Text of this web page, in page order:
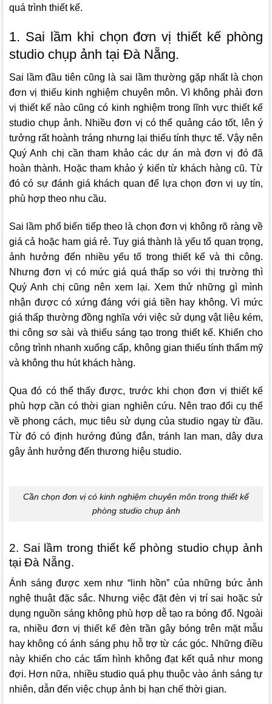
quá trình thiết kế.
1. Sai lầm khi chọn đơn vị thiết kế phòng
studio chụp ảnh tại Đà Nẵng.
Sai lầm đầu tiên cũng là sai lầm thường gặp nhất là chọn
đơn vị thiếu kinh nghiệm chuyên môn. Vì không phải đơn
vị thiết kế nào cũng có kinh nghiệm trong lĩnh vực thiết kế
studio chụp ảnh. Nhiều đơn vị có thể quảng cáo tốt, lên ý
tưởng rất hoành tráng nhưng lại thiếu tính thực tế. Vậy nên
Quý Anh chị cần tham khảo các dự án mà đơn vị đó đã
hoàn thành. Hoặc tham khảo ý kiến từ khách hàng cũ. Từ
đó có sự đánh giá khách quan để lựa chọn đơn vị uy tín,
phù hợp theo nhu cầu.
Sai lầm phổ biến tiếp theo là chọn đơn vị không rõ ràng về
giá cả hoặc ham giá rẻ. Tuy giá thành là yếu tố quan trọng,
ảnh hưởng đến nhiều yếu tố trong thiết kế và thi công.
Nhưng đơn vị có mức giá quá thấp so với thị trường thì
Quý Anh chị cũng nên xem lại. Xem thử những gì mình
nhận được có xứng đáng với giá tiền hay không. Vì mức
giá thấp thường đồng nghĩa với việc sử dụng vật liệu kém,
thi công sơ sài và thiếu sáng tạo trong thiết kế. Khiến cho
công trình nhanh xuống cấp, không gian thiếu tính thẩm mỹ
và không thu hút khách hàng.
Qua đó có thể thấy được, trước khi chọn đơn vị thiết kế
phù hợp cần có thời gian nghiên cứu. Nên trao đổi cụ thể
về phong cách, mục tiêu sử dụng của studio ngay từ đầu.
Từ đó có định hướng đúng đắn, tránh lan man, dây dưa
gây ảnh hưởng đến thương hiệu studio.
Cần chọn đơn vị có kinh nghiệm chuyên môn trong thiết kế
phòng studio chụp ảnh
2. Sai lầm trong thiết kế phòng studio chụp ảnh
tại Đà Nẵng.
Ánh sáng được xem như “linh hồn” của những bức ảnh
nghệ thuật đặc sắc. Nhưng việc đặt đèn vị trí sai hoặc sử
dụng nguồn sáng không phù hợp dễ tạo ra bóng đổ. Ngoài
ra, nhiều đơn vị thiết kế đèn trần gây bóng trên mặt mẫu
hay không có ánh sáng phụ hỗ trợ từ các góc. Những điều
này khiến cho các tấm hình không đạt kết quả như mong
đợi. Hơn nữa, nhiều studio quá phụ thuộc vào ánh sáng tự
nhiên, dẫn đến việc chụp ảnh bị hạn chế thời gian.